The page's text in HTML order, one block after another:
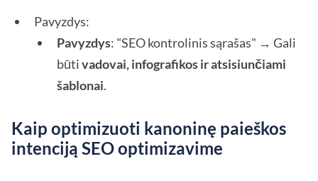
Pavyzdys:
Pavyzdys: "SEO kontrolinis sąrašas" → Gali
būtivadovai, infografikos ir atsisiunčiami
šablonai.
Kaip optimizuoti kanoninę paieškos
intenciją SEO optimizavime